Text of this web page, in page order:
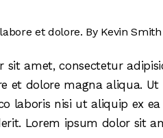
et dolore. By Kevin Smith
sit amet, consectetur
et dolore magna aliqua.
laboris nisi ut aliquip ex
Lorem ipsum dolor sit